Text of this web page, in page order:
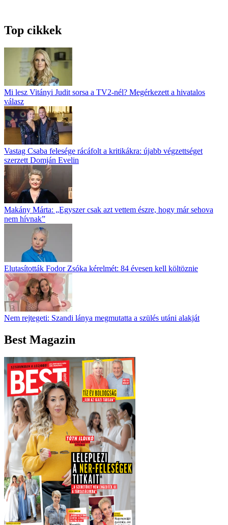
Top cikkek
Mi lesz Vitányi Judit sorsa a TV2-nél? Megérkezett a hivatalos
válasz
Vastag Csaba felesége rácáfolt a kritikákra: újabb végzettséget
szerzett Domján Evelin
Makány Márta: „Egyszer csak azt vettem észre, hogy már sehova
nem hívnak”
Elutasították Fodor Zsóka kérelmét: 84 évesen kell költöznie
Nem rejtegeti: Szandi lánya megmutatta a szülés utáni alakját
Best Magazin